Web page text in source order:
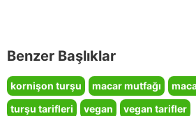
Benzer Başlıklar
kornişon turşu macar mutfağı
turşu tarifleri
vegan vegan tarifler